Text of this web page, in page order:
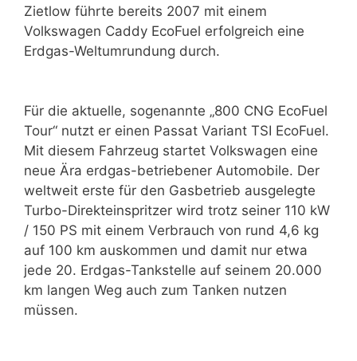
Zietlow führte bereits 2007 mit einem
Volkswagen Caddy EcoFuel erfolgreich eine
Erdgas-Weltumrundung durch.
Für die aktuelle, sogenannte „800 CNG EcoFuel
Tour“ nutzt er einen Passat Variant TSI EcoFuel.
Mit diesem Fahrzeug startet Volkswagen eine
neue Ära erdgas-betriebener Automobile. Der
weltweit erste für den Gasbetrieb ausgelegte
Turbo-Direkteinspritzer wird trotz seiner 110 kW
/ 150 PS mit einem Verbrauch von rund 4,6 kg
auf 100 km auskommen und damit nur etwa
jede 20. Erdgas-Tankstelle auf seinem 20.000
km langen Weg auch zum Tanken nutzen
müssen.